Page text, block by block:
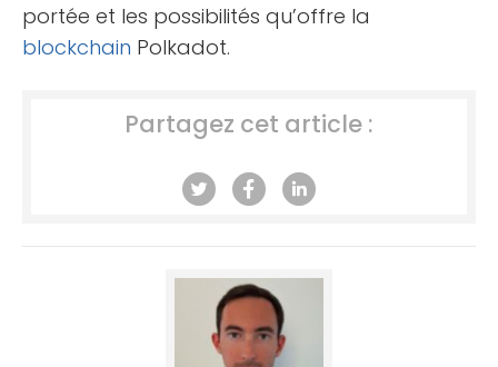
portée et les possibilités qu’offre la
blockchain Polkadot.
Partagez cet article :